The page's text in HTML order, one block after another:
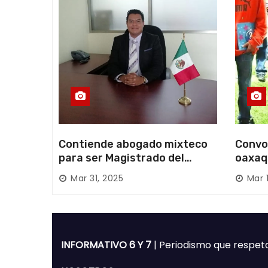
s
Contiende abogado mixteco
para ser Magistrado del
Poder Judicial; es originario
de Huajuapan de León
Mar 31, 2025 Mar
INFORMATIVO 6 Y 7 | Periodismo que